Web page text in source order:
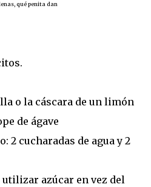
qué penita dan
o la cáscara de un limón
de ágave
2 cucharadas de agua y 2
azúcar en vez del